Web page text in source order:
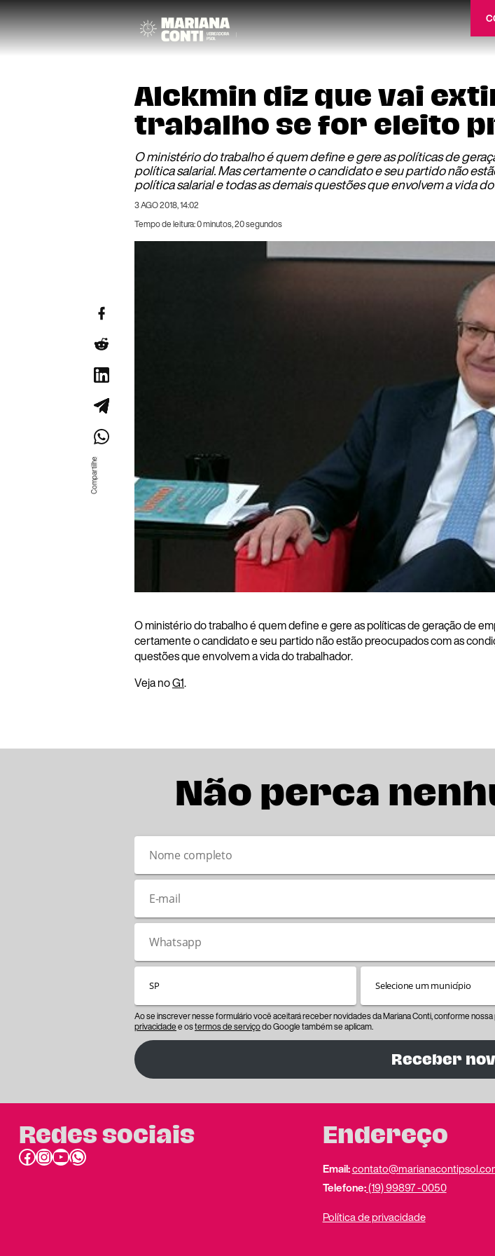
Alckmin diz que vai
trabalho se for eleito
O ministério do trabalho é quem define e gere as políticas de
política salarial. Mas certamente o candidato e seu partido não
política salarial e todas as demais questões que envolvem a vida
3 AGO 2018, 14:02
Tempo de leitura: 0 minutos, 20 segundos
O ministério do trabalho é quem define e gere as políticas de geração de
certamente o candidato e seu partido não estão preocupados com as
questões que envolvem a vida do trabalhador.
Veja noG1.
Não perca
Ao se inscrever nesse formulário você aceitará receber novidades da Mariana Conti, conforme nossa
privacidadee ostermos de serviçodo Google também se aplicam.
Receber
Redes sociais
Facebook InstagramYoutube link do whatsapp
Endereço
Email:
Telefone:(19) 99897 -0050
Política de privacidade